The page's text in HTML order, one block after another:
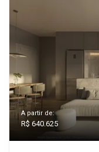
A partir de:
R$ 640.625